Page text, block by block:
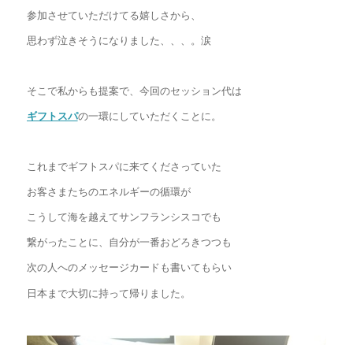
参加させていただけてる嬉しさから、
思わず泣きそうになりました、、、。涙
そこで私からも提案で、今回のセッション代は
ギフトスパの一環にしていただくことに。
これまでギフトスパに来てくださっていた
お客さまたちのエネルギーの循環が
こうして海を越えてサンフランシスコでも
繋がったことに、自分が一番おどろきつつも
次の人へのメッセージカードも書いてもらい
日本まで大切に持って帰りました。